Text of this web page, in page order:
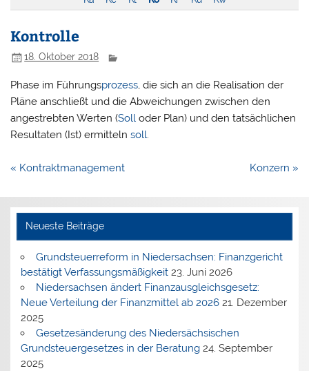
Kontrolle
18. Oktober 2018
Phase im Führungsprozess, die sich an die Realisation der
Pläne anschließt und die Abweichungen zwischen den
angestrebten Werten (Soll oder Plan) und den tatsächlichen
Resultaten (Ist) ermittelnsoll.
Beitragsnavigation
« Kontraktmanagement Konzern »
Neueste Beiträge
Grundsteuerreform in Niedersachsen: Finanzgericht
bestätigt Verfassungsmäßigkeit 23. Juni 2026
Niedersachsen ändert Finanzausgleichsgesetz:
Neue Verteilung der Finanzmittel ab 2026 21. Dezember
2025
Gesetzesänderung des Niedersächsischen
Grundsteuergesetzes in der Beratung 24. September
2025